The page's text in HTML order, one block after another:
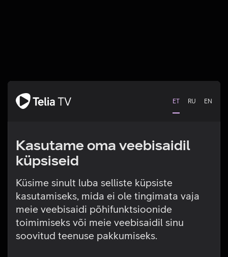
ET RU EN
Kasutame oma veebisaidil
küpsiseid
Küsime sinult luba selliste küpsiste
kasutamiseks, mida ei ole tingimata vaja
meie veebisaidi põhifunktsioonide
toimimiseks või meie veebisaidil sinu
soovitud teenuse pakkumiseks.
Tehniline viga